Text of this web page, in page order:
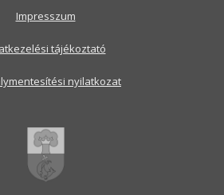
Impresszum
tájékoztató
nyilatkozat